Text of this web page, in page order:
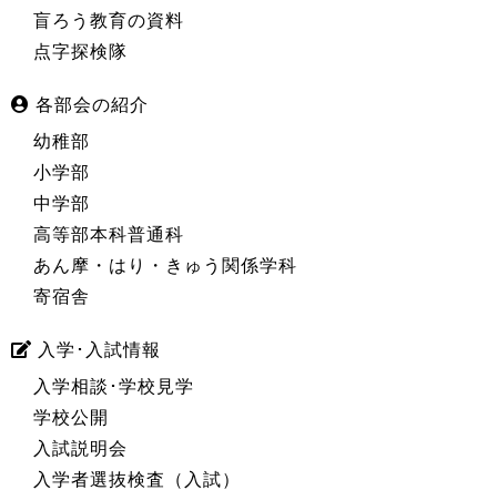
盲ろう教育の資料
点字探検隊
各部会の紹介
幼稚部
小学部
中学部
高等部本科普通科
あん摩・はり・きゅう関係学科
寄宿舎
入学･入試情報
入学相談･学校見学
学校公開
入試説明会
入学者選抜検査（入試）